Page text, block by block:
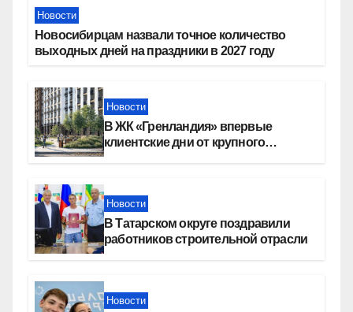
Новости
Новосибирцам назвали точное количество
выходных дней на праздники в 2027 году
Новости
В ЖК «Гренландия» впервые
клиентские дни от крупного
Новости
В Татарском округе поздравили
работников строительной отрасли
Новости